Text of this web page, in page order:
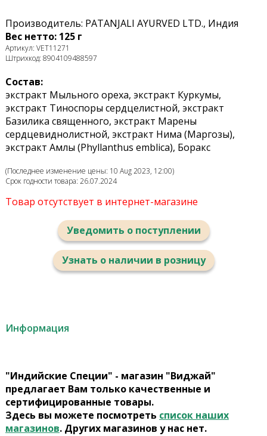
Производитель: PATANJALI AYURVED LTD., Индия
Вес нетто: 125 г
Артикул: VET11271
Штрихкод: 8904109488597
Состав:
экстракт Мыльного ореха, экстракт Куркумы,
экстракт Тиноспоры сердцелистной, экстракт
Базилика священного, экстракт Марены
сердцевиднолистной, экстракт Нима (Маргозы),
экcтракт Амлы (Phyllanthus emblica), Боракс
(Последнее изменение цены: 10 Aug 2023, 12:00)
Срок годности товара: 26.07.2024
Товар отсутствует в интернет-магазине
Уведомить о поступлении
Узнать о наличии в розницу
Информация
"Индийские Специи" - магазин "Виджай"
предлагает Вам только качественные и
сертифицированные товары.
Здесь вы можете посмотреть список наших
магазинов. Других магазинов у нас нет.